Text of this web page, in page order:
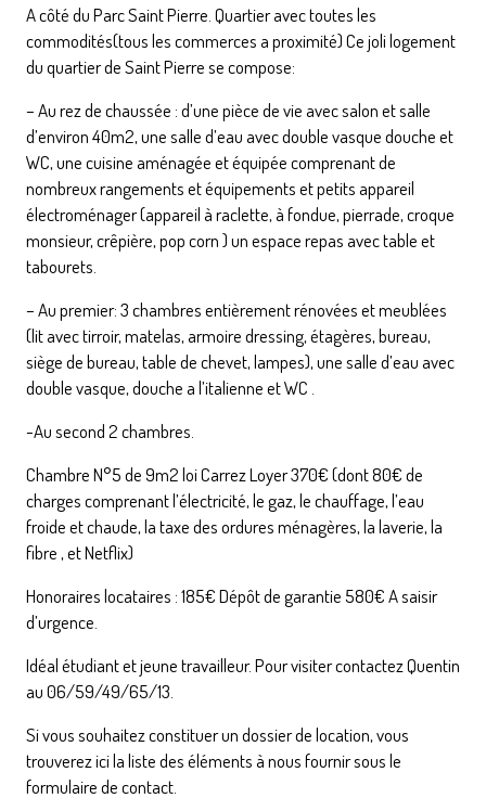
A côté du Parc Saint Pierre. Quartier avec toutes les
commodités(tous les commerces a proximité) Ce joli logement
du quartier de Saint Pierre se compose:
– Au rez de chaussée : d’une pièce de vie avec salon et salle
d’environ 40m2, une salle d’eau avec double vasque douche et
WC, une cuisine aménagée et équipée comprenant de
nombreux rangements et équipements et petits appareil
électroménager (appareil à raclette, à fondue, pierrade, croque
monsieur, crêpière, pop corn ) un espace repas avec table et
tabourets.
– Au premier: 3 chambres entièrement rénovées et meublées
(lit avec tirroir, matelas, armoire dressing, étagères, bureau,
siège de bureau, table de chevet, lampes), une salle d’eau avec
double vasque, douche a l’italienne et WC .
-Au second 2 chambres.
Chambre N°5 de 9m2 loi Carrez Loyer 370€ (dont 80€ de
charges comprenant l’électricité, le gaz, le chauffage, l’eau
froide et chaude, la taxe des ordures ménagères, la laverie, la
fibre , et Netflix)
Honoraires locataires : 185€ Dépôt de garantie 580€ A saisir
d’urgence.
Idéal étudiant et jeune travailleur. Pour visiter contactez Quentin
au 06/59/49/65/13.
Si vous souhaitez constituer un dossier de location, vous
trouverez icila liste des éléments à nous fournirsous le
formulaire de contact.